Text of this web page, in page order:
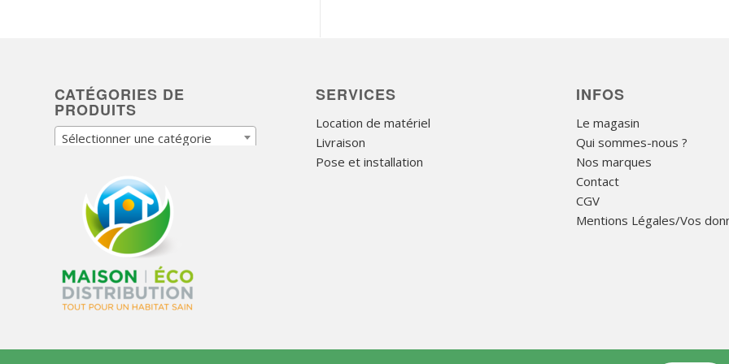
CATÉGORIES DE
PRODUITS
Sélectionner une catégorie
SERVICES
Location de matériel
Livraison
Pose et installation
INFOS
Le magasin
Qui sommes-nous ?
Nos marques
Contact
CGV
Mentions Légales/Vos